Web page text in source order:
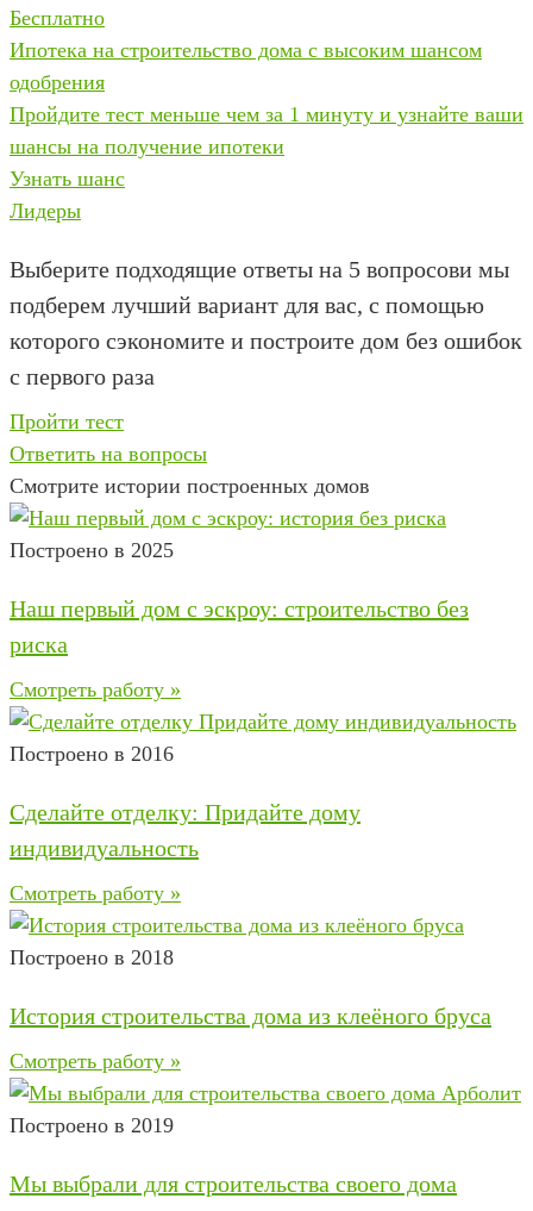
Бесплатно
Ипотека на строительство дома с высоким шансом
одобрения
Пройдите тест меньше чем за 1 минуту и узнайте ваши
шансы на получение ипотеки
Узнать шанс
Лидеры
Выберите подходящие ответы на 5 вопросови мы
подберем лучший вариант для вас, с помощью
которого сэкономите и построите дом без ошибок
с первого раза
Пройти тест
Ответить на вопросы
Смотрите истории построенных домов
Построено в 2025
Наш первый дом с эскроу: строительство без
риска
Смотреть работу »
Построено в 2016
Сделайте отделку: Придайте дому
индивидуальность
Смотреть работу »
Построено в 2018
История строительства дома из клеёного бруса
Смотреть работу »
Построено в 2019
Мы выбрали для строительства своего дома